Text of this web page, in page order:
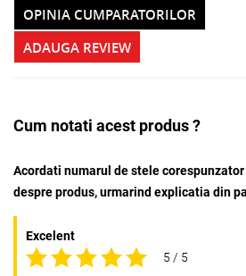
ADAUGA REVIEW
OPINIA CUMPARATORILOR
Cum notati acest produs ?
Acordati numarul de stele
despre produs, urmarind explicatia din
Excelent
5 / 5